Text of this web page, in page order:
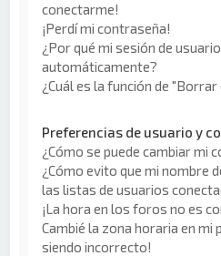
conectarme!
¡Perdí mi contraseña!
¿Por qué mi sesión de
automáticamente?
¿Cuál es la función de
Preferencias de usuario y
¿Cómo se puede cambiar mi
¿Cómo evito que mi nombre
las listas de usuarios
¡La hora en los foros no es
Cambié la zona horaria en mi
siendo incorrecto!